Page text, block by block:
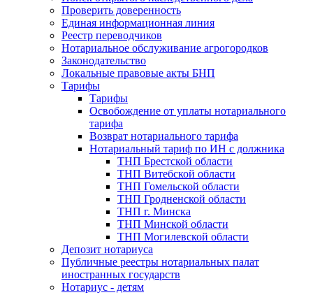
Проверить доверенность
Единая информационная линия
Реестр переводчиков
Нотариальное обслуживание агрогородков
Законодательство
Локальные правовые акты БНП
Тарифы
Тарифы
Освобождение от уплаты нотариального
тарифа
Возврат нотариального тарифа
Нотариальный тариф по ИН с должника
ТНП Брестской области
ТНП Витебской области
ТНП Гомельской области
ТНП Гродненской области
ТНП г. Минска
ТНП Минской области
ТНП Могилевской области
Депозит нотариуса
Публичные реестры нотариальных палат
иностранных государств
Нотариус - детям